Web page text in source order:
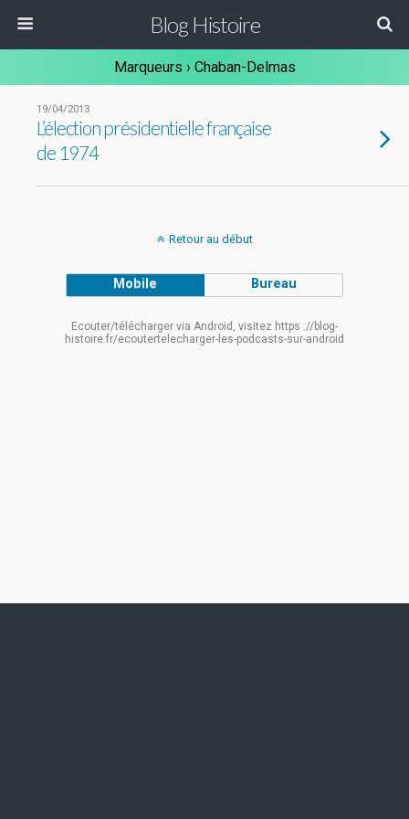
Blog Histoire
Marqueurs › Chaban-Delmas
19/04/2013
L’élection présidentielle française
de 1974
Retour au début
Mobile Bureau
Ecouter/télécharger via Android, visitez https ://blog-
histoire.fr/ecoutertelecharger-les-podcasts-sur-android